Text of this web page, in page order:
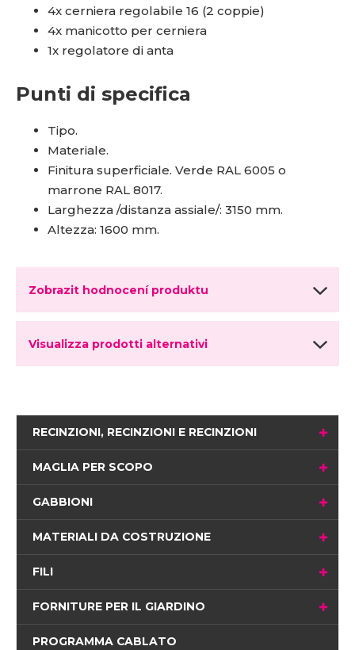
4x cerniera regolabile 16 (2 coppie)
4x manicotto per cerniera
1x regolatore di anta
Punti di specifica
Tipo.
Materiale.
Finitura superficiale. Verde RAL 6005 o
marrone RAL 8017.
Larghezza /distanza assiale/: 3150 mm.
Altezza: 1600 mm.
Zobrazit hodnocení produktu
Visualizza prodotti alternativi
RECINZIONI, RECINZIONI E RECINZIONI
MAGLIA PER SCOPO
GABBIONI
MATERIALI DA COSTRUZIONE
FILI
FORNITURE PER IL GIARDINO
PROGRAMMA CABLATO